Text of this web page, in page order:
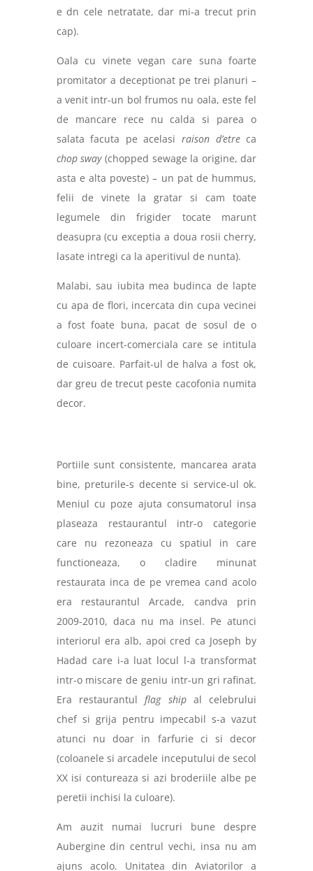
e dn cele netratate, dar mi-a trecut prin
cap).
Oala cu vinete vegan care suna foarte
promitator a deceptionat pe trei planuri –
a venit intr-un bol frumos nu oala, este fel
de mancare rece nu calda si parea o
salata facuta pe acelasiraison d’etreca
chop sway(chopped sewage la origine, dar
asta e alta poveste) – un pat de hummus,
felii de vinete la gratar si cam toate
legumele din frigider tocate marunt
deasupra (cu exceptia a doua rosii cherry,
lasate intregi ca la aperitivul de nunta).
Malabi, sau iubita mea budinca de lapte
cu apa de flori, incercata din cupa vecinei
a fost foate buna, pacat de sosul de o
culoare incert-comerciala care se intitula
de cuisoare. Parfait-ul de halva a fost ok,
dar greu de trecut peste cacofonia numita
decor.
Portiile sunt consistente, mancarea arata
bine, preturile-s decente si service-ul ok.
Meniul cu poze ajuta consumatorul insa
plaseaza restaurantul intr-o categorie
care nu rezoneaza cu spatiul in care
functioneaza, o cladire minunat
restaurata inca de pe vremea cand acolo
era restaurantul Arcade, candva prin
2009-2010, daca nu ma insel. Pe atunci
interiorul era alb, apoi cred ca Joseph by
Hadad care i-a luat locul l-a transformat
intr-o miscare de geniu intr-un gri rafinat.
Era restaurantulflag shipal celebrului
chef si grija pentru impecabil s-a vazut
atunci nu doar in farfurie ci si decor
(coloanele si arcadele inceputului de secol
XX isi contureaza si azi broderiile albe pe
peretii inchisi la culoare).
Am auzit numai lucruri bune despre
Aubergine din centrul vechi, insa nu am
ajuns acolo. Unitatea din Aviatorilor a